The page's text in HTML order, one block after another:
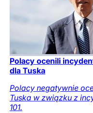
Polacy ocenili
dla Tuska
Polacy negatywnie
Tuska w związku z
101.